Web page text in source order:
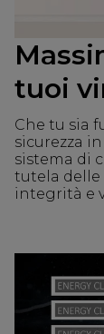
tuoi
Che tu sia
sicurezza
sistema di
tutela
integrità e